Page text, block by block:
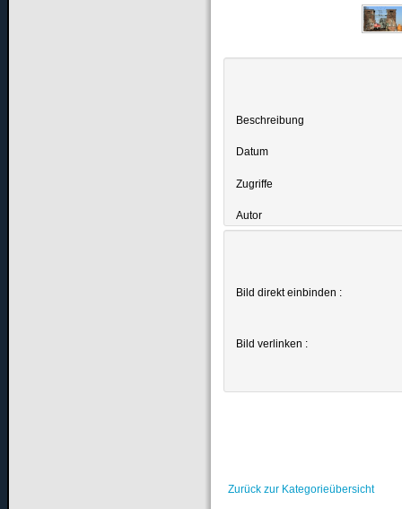
Beschreibung
Datum
Zugriffe
Autor
Bild direkt einbinden :
Bild verlinken :
Zurück zur Kategorieübersicht